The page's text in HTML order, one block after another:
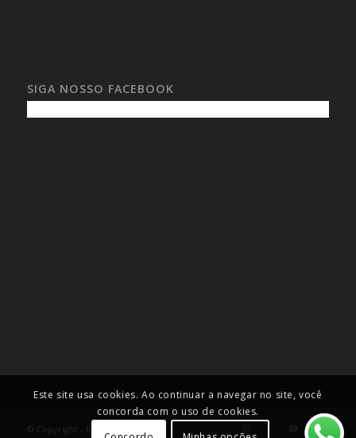
SIGA NOSSO FACEBOOK
© Copyright - Roselei Francoso
Este site usa cookies. Ao continuar a navegar no site, você
concorda com o uso de cookies.